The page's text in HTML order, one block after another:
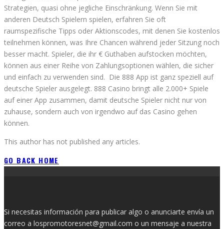
Strategien, quasi ohne jegliche Einschränkung. Wenn Sie mit
anderen Deutsch Spielern spielen, erfahren Sie oft
raumspezifische Tipps oder Aktionscodes, mit denen Sie kostenlos
teilnehmen können, was Ihre Chancen während jeder Sitzung noch
besser macht. Spieler, die ihr € Guthaben aufstocken möchten,
können aus einer Reihe von Zahlungsoptionen wählen, die sicher
und einfach zu verwenden sind. Die 888 App ist ganz speziell auf
deutsche Spieler ausgelegt. 888 Casino bringt alle 2.000+ Spiele
auf einer App zusammen, damit deutsche Spieler nicht nur von
zuhause, sondern auch von irgendwo auf das Casino gehen
können.
This author has not published any articles.
GO BACK HOME
Si necesitas información para publicar algo o anunciarte envía un
correo a lospromotoresnet@gmail.com o un mensaje a nuestra